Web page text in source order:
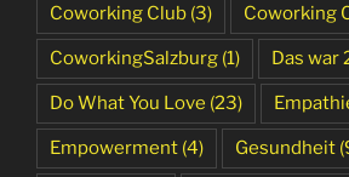
Coworking Club (3) Coworking
CoworkingSalzburg (1) Das war
Do What You Love (23)
Empowerment (4) Gesundheit